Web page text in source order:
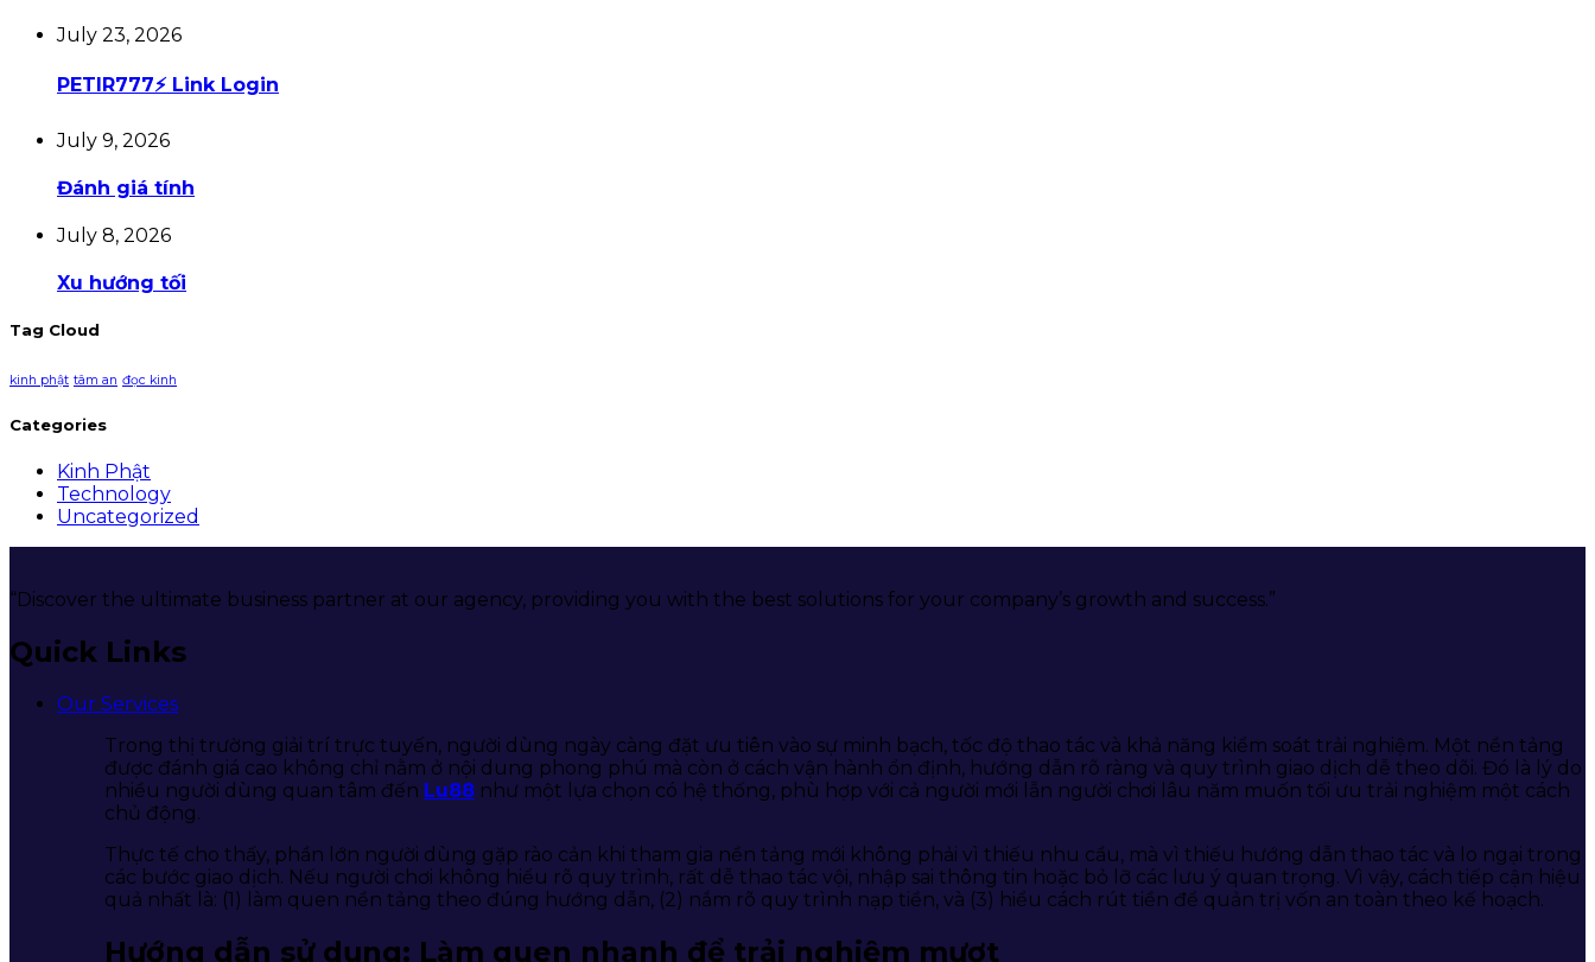
July 23, 2026
PETIR777⚡ Link Login
July 9, 2026
Đánh giá tính
July 8, 2026
Xu hướng tối
Tag Cloud
kinh phật tâm an đọc kinh
Categories
Kinh Phật
Technology
Uncategorized
“Discover the ultimate business partner at our agency, providing you with the best solutions for your company’s growth and success.”
Quick Links
Our Services
Trong thị trường giải trí trực tuyến, người dùng ngày càng đặt ưu tiên vào sự minh bạch, tốc độ thao tác và khả năng kiểm soát trải nghiệm. Một nền tảng
được đánh giá cao không chỉ nằm ở nội dung phong phú mà còn ở cách vận hành ổn định, hướng dẫn rõ ràng và quy trình giao dịch dễ theo dõi. Đó là lý do
nhiều người dùng quan tâm đến Lu88 như một lựa chọn có hệ thống, phù hợp với cả người mới lẫn người chơi lâu năm muốn tối ưu trải nghiệm một cách
chủ động.
Thực tế cho thấy, phần lớn người dùng gặp rào cản khi tham gia nền tảng mới không phải vì thiếu nhu cầu, mà vì thiếu hướng dẫn thao tác và lo ngại trong
các bước giao dịch. Nếu người chơi không hiểu rõ quy trình, rất dễ thao tác vội, nhập sai thông tin hoặc bỏ lỡ các lưu ý quan trọng. Vì vậy, cách tiếp cận hiệu
quả nhất là: (1) làm quen nền tảng theo đúng hướng dẫn, (2) nắm rõ quy trình nạp tiền, và (3) hiểu cách rút tiền để quản trị vốn an toàn theo kế hoạch.
Hướng dẫn sử dụng: Làm quen nhanh để trải nghiệm mượt